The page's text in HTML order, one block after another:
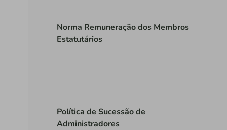
Norma Remuneração dos Membros
Estatutários
Política de Sucessão de
Administradores